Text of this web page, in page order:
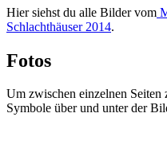
Hier siehst du alle Bilder vom
Schlachthäuser 2014.
Fotos
Um zwischen einzelnen
Symbole über und unter der